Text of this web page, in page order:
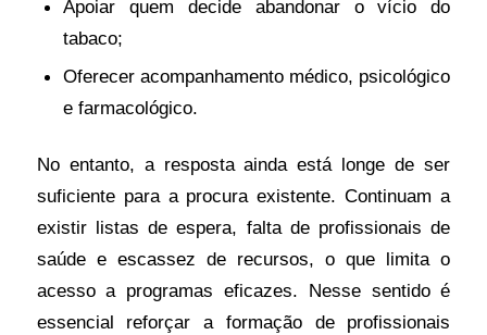
Apoiar quem decide abandonar o vício do
tabaco;
Oferecer acompanhamento médico, psicológico
e farmacológico.
No entanto, a resposta ainda está longe de ser
suficiente para a procura existente. Continuam a
existir listas de espera, falta de profissionais de
saúde e escassez de recursos, o que limita o
acesso a programas eficazes. Nesse sentido é
essencial reforçar a formação de profissionais